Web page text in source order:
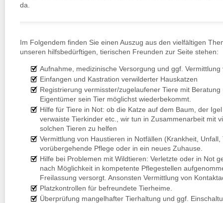
da.
Im Folgendem finden Sie einen Auszug aus den vielfältigen
unseren hilfsbedürftigen, tierischen Freunden zur Seite stehen:
Aufnahme, medizinische Versorgung und ggf.
Einfangen und Kastration verwilderter Hauskatzen
Registrierung vermisster/zugelaufener Tiere mit
Eigentümer sein Tier möglichst wiederbekommt.
Hilfe für Tiere in Not: ob die Katze auf dem Baum, der
verwaiste Tierkinder etc., wir tun in Zusammenarbeit mit
solchen Tieren zu helfen
Vermittlung von Haustieren in Notfällen (Krankheit, Unfall,
vorübergehende Pflege oder in ein neues Zuhause.
Hilfe bei Problemen mit Wildtieren: Verletzte oder in Not
nach Möglichkeit in kompetente Pflegestellen
Freilassung versorgt. Ansonsten Vermittlung von
Platzkontrollen für befreundete Tierheime.
Überprüfung mangelhafter Tierhaltung und ggf.